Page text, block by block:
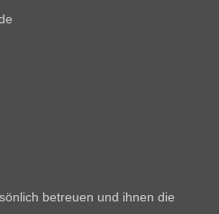
betreuen und ihnen die